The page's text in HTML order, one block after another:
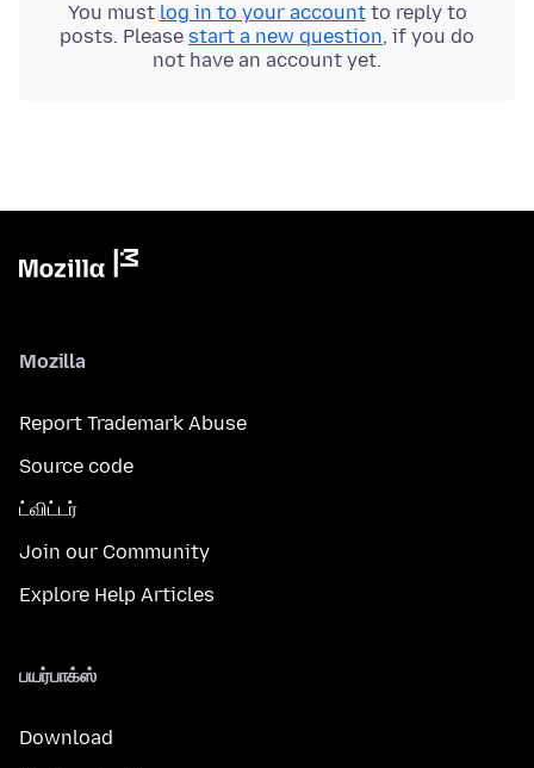
You must log in to your accountto reply to
posts. Please start a new question, if you do
not have an account yet.
Mozilla
Report Trademark Abuse
Source code
ட்விட்டர்
Join our Community
Explore Help Articles
பயர்பாக்ஸ்
Download